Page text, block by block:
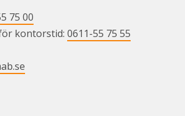
75 00
kontorstid: 0611-55 75 55